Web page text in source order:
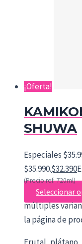
¡Oferta!
SHUWA
Especiales$
$35.990.$32.390
(Precio ref. 720ml)
Seleccionar
múltiples
la página de